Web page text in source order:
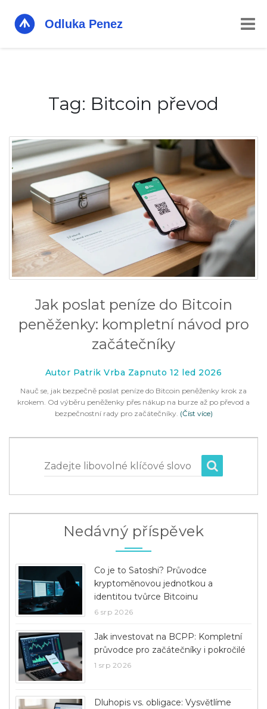
Tag: Bitcoin převod
Jak poslat peníze do Bitcoin
peněženky: kompletní návod pro
začátečníky
Autor Patrik Vrba Zapnuto 12 led 2026
Nauč se, jak bezpečně poslat peníze do Bitcoin peněženky krok za
krokem. Od výběru peněženky přes nákup na burze až po převod a
bezpečnostní rady pro začátečníky. (Číst více)
Zadejte libovolné klíčové slovo
Nedávný příspěvek
Co je to Satoshi? Průvodce
kryptoměnovou jednotkou a
identitou tvůrce Bitcoinu
6 srp 2026
Jak investovat na BCPP: Kompletní
průvodce pro začátečníky i pokročilé
1 srp 2026
Dluhopis vs. obligace: Vysvětlíme